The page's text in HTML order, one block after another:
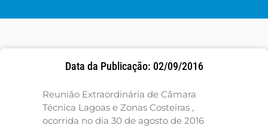
Data da Publicação: 02/09/2016
Reunião Extraordinária de Câmara
Técnica Lagoas e Zonas Costeiras ,
ocorrida no dia 30 de agosto de 2016